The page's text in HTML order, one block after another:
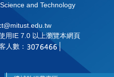
and Technology
用IE 7.0 以上瀏覽本網頁
人數：